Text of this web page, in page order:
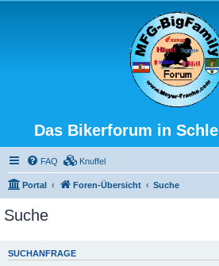
Das Bikerforum in
FAQ Knuffel
Portal Foren-Übersicht Suche
Suche
SUCHANFRAGE